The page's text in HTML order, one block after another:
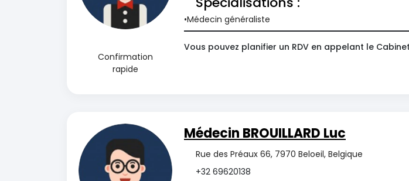
Confirmation
rapide
Médecin généraliste
Vous pouvez planifier un RDV en appelant le
Médecin BROUILLARD Luc
Rue des Préaux 66, 7970 Beloeil, Belgique
+32 69620138